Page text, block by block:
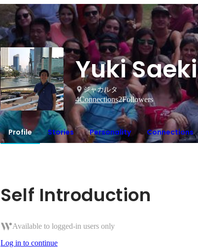
Yuki Saeki
ジャカルタ
4Connections2Followers
Profile Stories Personality Connections
Self Introduction
Available to logged-in users only
Log in to continue